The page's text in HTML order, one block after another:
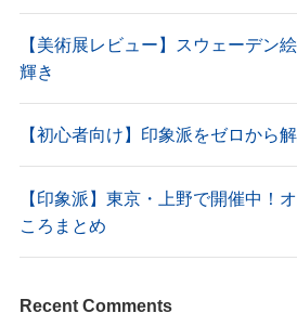
【美術展レビュー】スウェーデン
輝き
【初心者向け】印象派をゼロから
【印象派】東京・上野で開催中！
ころまとめ
Recent Comments